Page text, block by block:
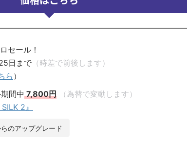
セール！
日まで （時差で前後します）
ら ）
間中7,800円
（為替で変動します）
2』
のアップグレード